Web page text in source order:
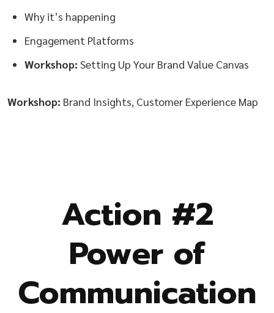
Why it’s happening
Engagement Platforms
Workshop: Setting Up Your Brand Value Canvas
Workshop: Brand Insights, Customer Experience Map
Action #2
Power of
Communication